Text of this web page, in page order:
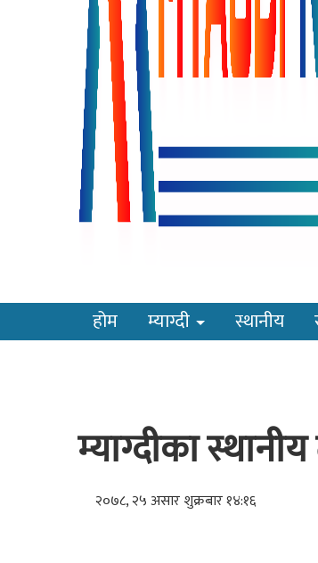
होम म्याग्दी स्थानीय
म्याग्दीका
२०७८, २५ असार शुक्रबार १४:१६